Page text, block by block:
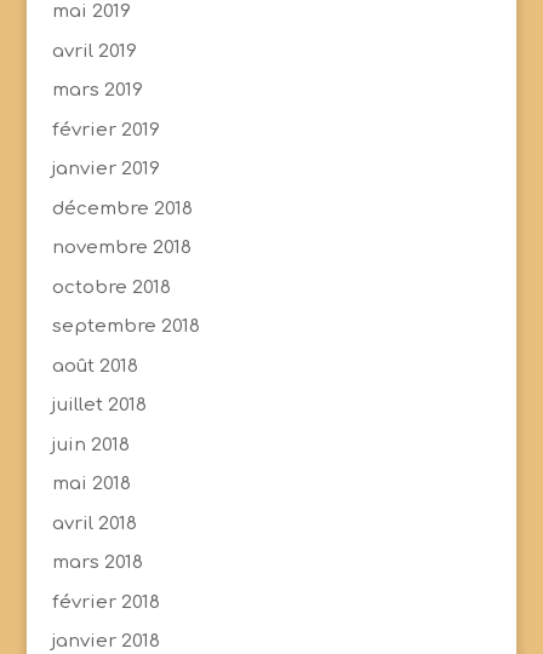
mai 2019
avril 2019
mars 2019
février 2019
janvier 2019
décembre 2018
novembre 2018
octobre 2018
septembre 2018
août 2018
juillet 2018
juin 2018
mai 2018
avril 2018
mars 2018
février 2018
janvier 2018